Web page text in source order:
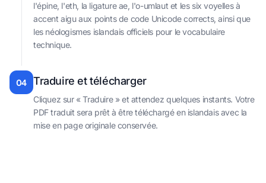
l'épine, l'eth, la ligature ae, l'o-umlaut et les six voyelles à
accent aigu aux points de code Unicode corrects, ainsi que
les néologismes islandais officiels pour le vocabulaire
technique.
04 Traduire et télécharger
Cliquez sur « Traduire » et attendez quelques instants. Votre
PDF traduit sera prêt à être téléchargé en islandais avec la
mise en page originale conservée.